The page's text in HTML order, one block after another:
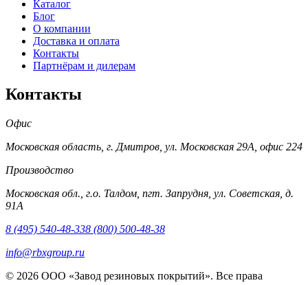
Каталог
Блог
О компании
Доставка и оплата
Контакты
Партнёрам и дилерам
Контакты
Офис
Московская область, г. Дмитров, ул. Московская 29А, офис 224
Производство
Московская обл., г.о. Талдом, пгт. Запрудня, ул. Советская, д.
91А
8 (495) 540-48-338 (800) 500-48-38
info@rbxgroup.ru
© 2026 ООО «Завод резиновых покрытий». Все права